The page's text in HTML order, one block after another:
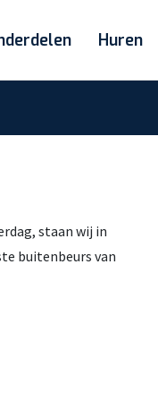
Huren
staan wij in
buitenbeurs van